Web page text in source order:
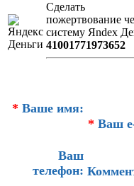
Сделать
пожертвование
систeму Яndex
41001771973652
* Ваше имя:
* Ваш
Ваш
телефон: